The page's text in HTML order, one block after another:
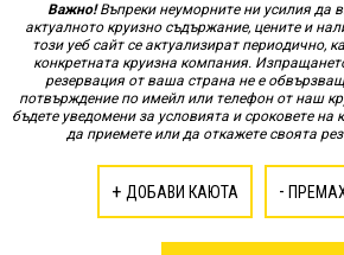
Важно!Въпреки неуморните ни усилия да
актуалното круизно съдържание, цените и
този уеб сайт се актуализират периодично,
конкретната круизна компания.
резервация от ваша страна не е
потвърждение по имейл или телефон от наш
бъдете уведомени за условията и сроковете на
да приемете или да откажете своята
+ ДОБАВИ КАЮТА -